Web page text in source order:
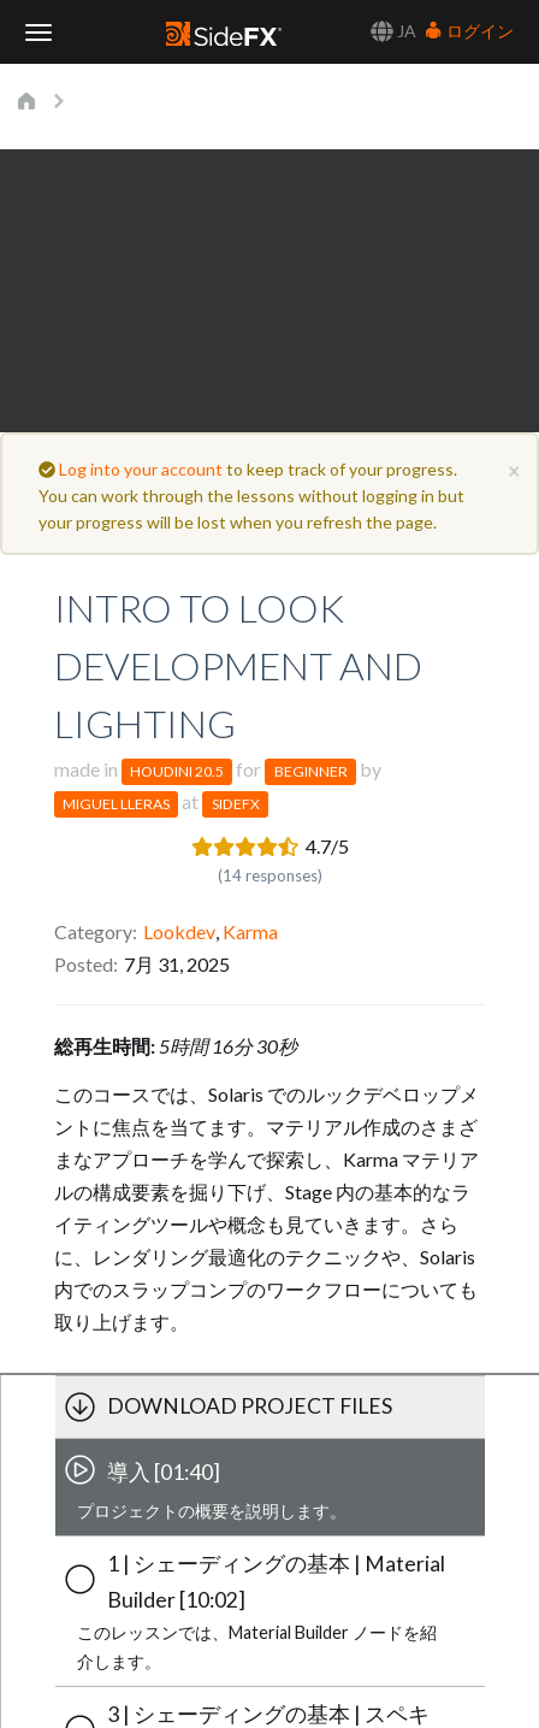
JA
ログイン
×
Log into your account to keep track of your progress.
You can work through the lessons without logging in but
your progress will be lost when you refresh the page.
INTRO TO LOOK
DEVELOPMENT AND
LIGHTING
made in HOUDINI 20.5 for BEGINNER by
MIGUEL LLERAS at SIDEFX
4.7/5
(14 responses)
Category Lookdev, Karma
Posted 7月 31, 2025
総再生時間: 5時間 16分 30秒
このコースでは、Solaris でのルックデベロップメ
ントに焦点を当てます。マテリアル作成のさまざ
まなアプローチを学んで探索し、Karma マテリア
ルの構成要素を掘り下げ、Stage 内の基本的なラ
イティングツールや概念も見ていきます。さら
に、レンダリング最適化のテクニックや、Solaris
内でのスラップコンプのワークフローについても
取り上げます。
DOWNLOAD PROJECT FILES
導入 [01:40]
プロジェクトの概要を説明します。
1 | シェーディングの基本 | Material
Builder [10:02]
このレッスンでは、Material Builder ノードを紹
介します。
3 | シェーディングの基本 | スペキ